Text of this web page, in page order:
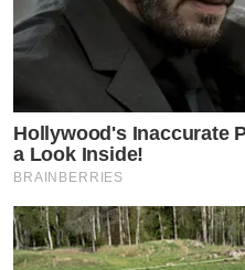
Hollywood's Inaccurate
a Look Inside!
BRAINBERRIES